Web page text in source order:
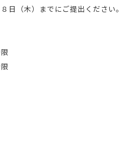
日（木）までにご提出ください。